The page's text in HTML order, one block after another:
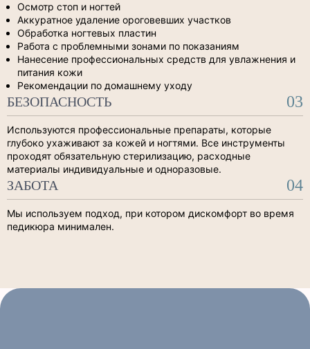
Осмотр стоп и ногтей
Аккуратное удаление ороговевших участков
Обработка ногтевых пластин
Работа с проблемными зонами по показаниям
Нанесение профессиональных средств для увлажнения и
питания кожи
Рекомендации по домашнему уходу
БЕЗОПАСНОСТЬ 03
Используются профессиональные препараты, которые
глубоко ухаживают за кожей и ногтями. Все инструменты
проходят обязательную стерилизацию, расходные
материалы индивидуальные и одноразовые.
ЗАБОТА 04
Мы используем подход, при котором дискомфорт во время
педикюра минимален.